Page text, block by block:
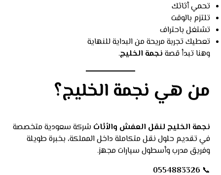
تحمي أثاثك
تلتزم بالوقت
تشتغل باحتراف
تعطيك تجربة مريحة من البداية للنهاية
وهنا تبدأ قصة نجمة الخليج.
من هي نجمة الخليج؟
نجمة الخليج لنقل العفش والأثاث شركة سعودية متخصصة
في تقديم حلول نقل متكاملة داخل المملكة، بخبرة طويلة
وفريق مدرب وأسطول سيارات مجهز.
📞
0554883326